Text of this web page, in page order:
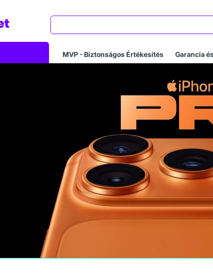
MVP - Biztonságos Értékesítés Garancia